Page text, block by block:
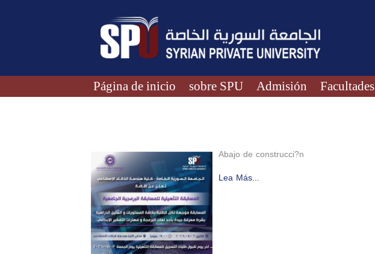
Página de inicio sobre SPU Admisión Facultades
Abajo de construcci?n
Lea Más...